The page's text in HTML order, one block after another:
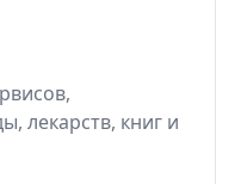
лекарств, книг и